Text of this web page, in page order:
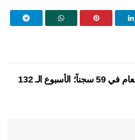
إضراب السجناء عن الطعام في 59 سجناً؛ الأسبوع الـ 132